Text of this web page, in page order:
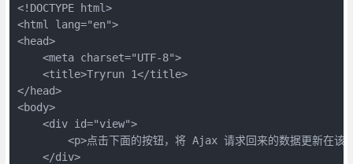
<!DOCTYPE html>
<html lang="en">
<head>
<meta charset="UTF-8">
<title>Tryrun 1</title>
</head>
<body>
<div id="view">
<p>点击下面的按钮，将 Ajax 请求回来的数据更新在该
</div>